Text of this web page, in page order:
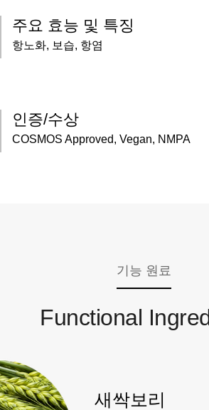
주요 효능 및 특징
항노화, 보습, 항염
인증/수상
COSMOS Approved, Vegan, NMPA
기능 원료
Functional
새싹보리